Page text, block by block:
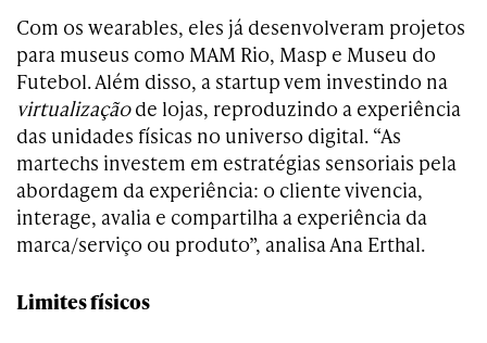
Com os wearables, eles já desenvolveram projetos
para museus como MAM Rio, Masp e Museu do
Futebol. Além disso, a startup vem investindo na
virtualizaçãode lojas, reproduzindo a experiência
das unidades físicas no universo digital. “As
martechs investem em estratégias sensoriais pela
abordagem da experiência: o cliente vivencia,
interage, avalia e compartilha a experiência da
marca/serviço ou produto”, analisa Ana Erthal.
Limites físicos